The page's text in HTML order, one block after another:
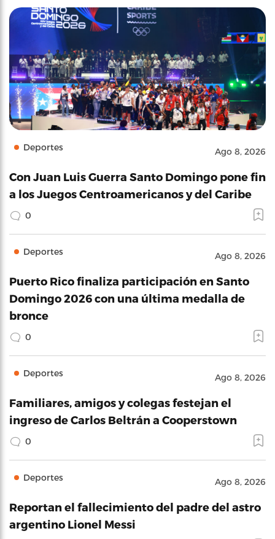
Deportes Ago 8, 2026
Con Juan Luis Guerra Santo Domingo pone fin
a los Juegos Centroamericanos y del Caribe
0
Deportes Ago 8, 2026
Puerto Rico finaliza participación en Santo
Domingo 2026 con una última medalla de
bronce
0
Deportes Ago 8, 2026
Familiares, amigos y colegas festejan el
ingreso de Carlos Beltrán a Cooperstown
0
Deportes Ago 8, 2026
Reportan el fallecimiento del padre del astro
argentino Lionel Messi